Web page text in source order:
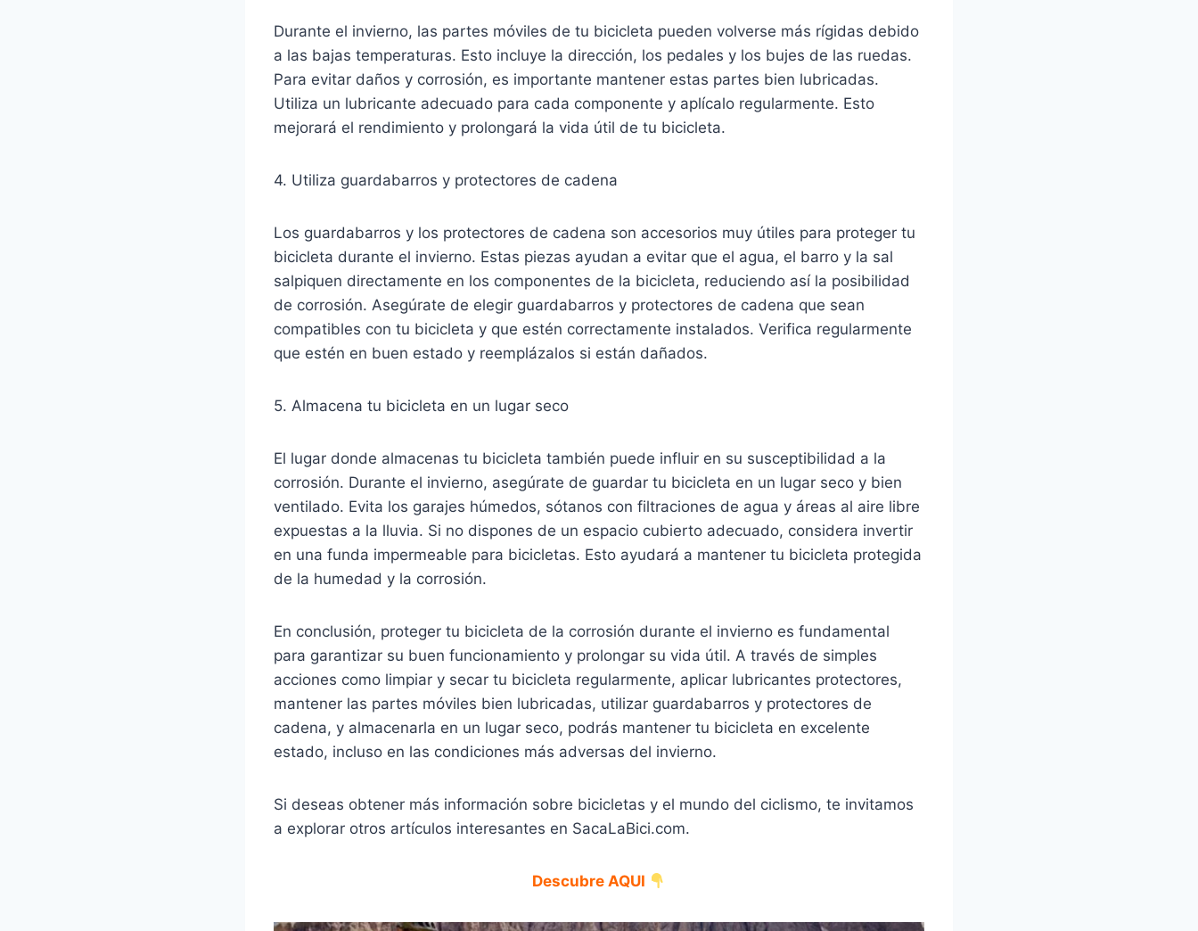
Durante el invierno, las partes móviles de tu bicicleta pueden volverse más rígidas debido
a las bajas temperaturas. Esto incluye la dirección, los pedales y los bujes de las ruedas.
Para evitar daños y corrosión, es importante mantener estas partes bien lubricadas.
Utiliza un lubricante adecuado para cada componente y aplícalo regularmente. Esto
mejorará el rendimiento y prolongará la vida útil de tu bicicleta.
4. Utiliza guardabarros y protectores de cadena
Los guardabarros y los protectores de cadena son accesorios muy útiles para proteger tu
bicicleta durante el invierno. Estas piezas ayudan a evitar que el agua, el barro y la sal
salpiquen directamente en los componentes de la bicicleta, reduciendo así la posibilidad
de corrosión. Asegúrate de elegir guardabarros y protectores de cadena que sean
compatibles con tu bicicleta y que estén correctamente instalados. Verifica regularmente
que estén en buen estado y reemplázalos si están dañados.
5. Almacena tu bicicleta en un lugar seco
El lugar donde almacenas tu bicicleta también puede influir en su susceptibilidad a la
corrosión. Durante el invierno, asegúrate de guardar tu bicicleta en un lugar seco y bien
ventilado. Evita los garajes húmedos, sótanos con filtraciones de agua y áreas al aire libre
expuestas a la lluvia. Si no dispones de un espacio cubierto adecuado, considera invertir
en una funda impermeable para bicicletas. Esto ayudará a mantener tu bicicleta protegida
de la humedad y la corrosión.
En conclusión, proteger tu bicicleta de la corrosión durante el invierno es fundamental
para garantizar su buen funcionamiento y prolongar su vida útil. A través de simples
acciones como limpiar y secar tu bicicleta regularmente, aplicar lubricantes protectores,
mantener las partes móviles bien lubricadas, utilizar guardabarros y protectores de
cadena, y almacenarla en un lugar seco, podrás mantener tu bicicleta en excelente
estado, incluso en las condiciones más adversas del invierno.
Si deseas obtener más información sobre bicicletas y el mundo del ciclismo, te invitamos
a explorar otros artículos interesantes en SacaLaBici.com.
Descubre AQUI